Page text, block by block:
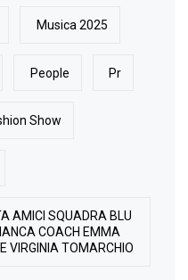
Musica 2025
People Pr
Show
AMICI SQUADRA BLU
COACH EMMA
VIRGINIA TOMARCHIO